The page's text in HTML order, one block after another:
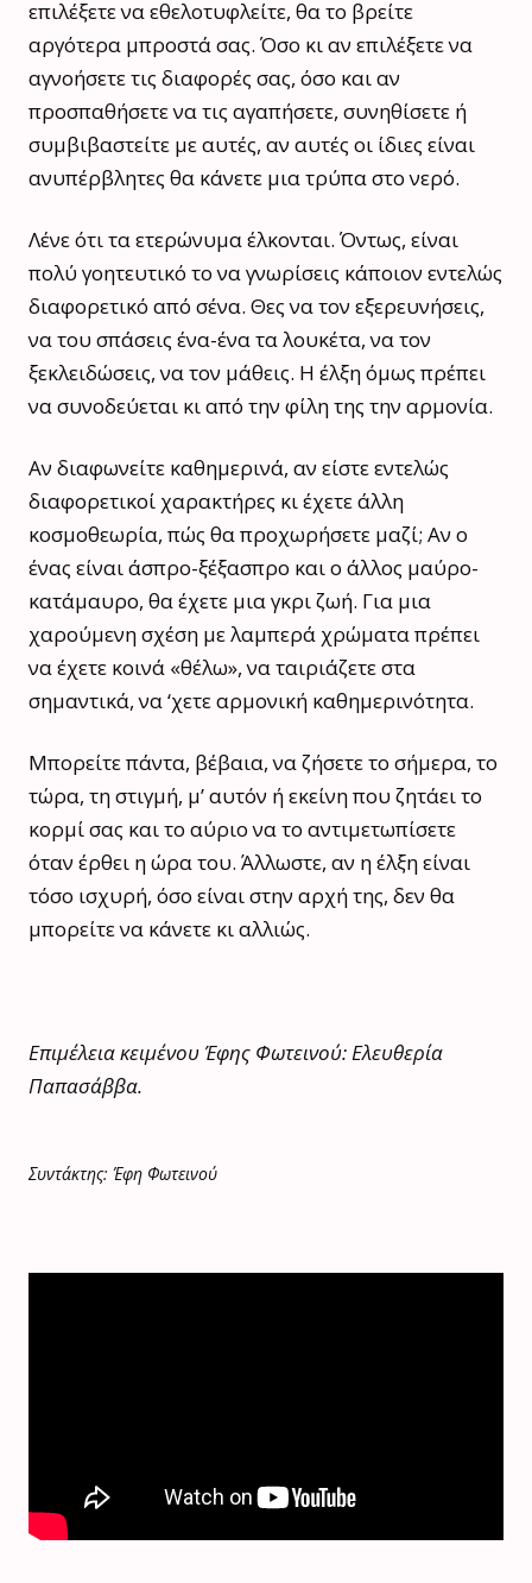
επιλέξετε να εθελοτυφλείτε, θα το βρείτε
αργότερα μπροστά σας. Όσο κι αν επιλέξετε να
αγνοήσετε τις διαφορές σας, όσο και αν
προσπαθήσετε να τις αγαπήσετε, συνηθίσετε ή
συμβιβαστείτε με αυτές, αν αυτές οι ίδιες είναι
ανυπέρβλητες θα κάνετε μια τρύπα στο νερό.
Λένε ότι τα ετερώνυμα έλκονται. Όντως, είναι
πολύ γοητευτικό το να γνωρίσεις κάποιον εντελώς
διαφορετικό από σένα. Θες να τον εξερευνήσεις,
να του σπάσεις ένα-ένα τα λουκέτα, να τον
ξεκλειδώσεις, να τον μάθεις. Η έλξη όμως πρέπει
να συνοδεύεται κι από την φίλη της την αρμονία.
Αν διαφωνείτε καθημερινά, αν είστε εντελώς
διαφορετικοί χαρακτήρες κι έχετε άλλη
κοσμοθεωρία, πώς θα προχωρήσετε μαζί; Αν ο
ένας είναι άσπρο-ξέξασπρο και ο άλλος μαύρο-
κατάμαυρο, θα έχετε μια γκρι ζωή. Για μια
χαρούμενη σχέση με λαμπερά χρώματα πρέπει
να έχετε κοινά «θέλω», να ταιριάζετε στα
σημαντικά, να ‘χετε αρμονική καθημερινότητα.
Μπορείτε πάντα, βέβαια, να ζήσετε το σήμερα, το
τώρα, τη στιγμή, μ’ αυτόν ή εκείνη που ζητάει το
κορμί σας και το αύριο να το αντιμετωπίσετε
όταν έρθει η ώρα του. Άλλωστε, αν η έλξη είναι
τόσο ισχυρή, όσο είναι στην αρχή της, δεν θα
μπορείτε να κάνετε κι αλλιώς.
Επιμέλεια κειμένου Έφης Φωτεινού: Ελευθερία
Παπασάββα.
Συντάκτης: Έφη Φωτεινού